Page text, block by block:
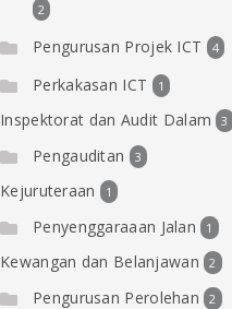
2
Pengurusan Projek ICT 4
Perkakasan ICT 1
Inspektorat dan Audit Dalam 3
Pengauditan 3
Kejuruteraan 1
Penyenggaraaan Jalan 1
Kewangan dan Belanjawan 2
Pengurusan Perolehan 2